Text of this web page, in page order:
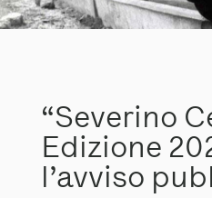
“Severino
Edizione
l’avviso